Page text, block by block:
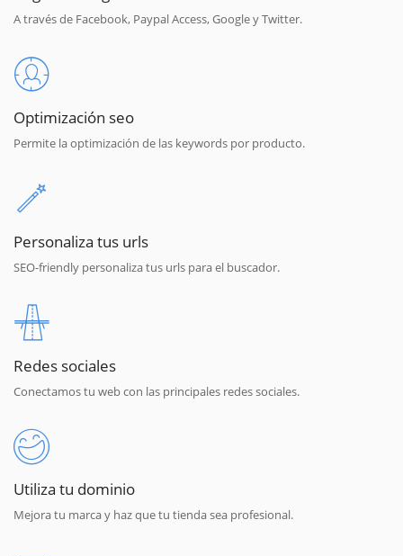
A través de Facebook, Paypal Access, Google y Twitter.
Optimización seo
Permite la optimización de las keywords por producto.
Personaliza tus urls
SEO-friendly personaliza tus urls para el buscador.
Redes sociales
Conectamos tu web con las principales redes sociales.
Utiliza tu dominio
Mejora tu marca y haz que tu tienda sea profesional.